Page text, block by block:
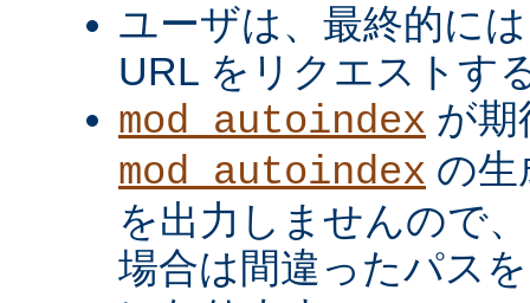
ユーザは、最終的に
URL をリクエストす
mod_autoindex が期
mod_autoindex の生
を出力しませんので
場合は間違ったパス